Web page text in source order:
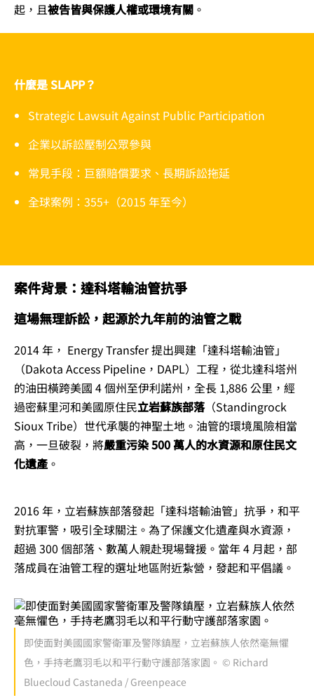
起，且被告皆與保護人權或環境有關 。
什麼是 SLAPP？
Strategic Lawsuit Against Public Participation
企業以訴訟壓制公眾參與
常見手段：巨額賠償要求、長期訴訟拖延
全球案例：355+（2015 年至今）
案件背景：達科塔輸油管抗爭
這場無理訴訟，起源於九年前的油管之戰
2014 年， Energy Transfer 提出興建「達科塔輸油管」
（Dakota Access Pipeline，DAPL）工程，從北達科塔州
的油田橫跨美國 4 個州至伊利諾州，全長 1,886 公里，經
過密蘇里河和美國原住民立岩蘇族部落（Standingrock
Sioux Tribe）世代承襲的神聖土地。油管的環境風險相當
高，一旦破裂，將嚴重污染 500 萬人的水資源和原住民文
化遺產。
2016 年，立岩蘇族部落發起「達科塔輸油管」抗爭，和平
對抗軍警，吸引全球關注。為了保護文化遺產與水資源，
超過 300 個部落、數萬人親赴現場聲援。當年 4 月起，部
落成員在油管工程的選址地區附近紮營，發起和平倡議。
即使面對美國國家警衛軍及警隊鎮壓，立岩蘇族人依然毫無懼
色，手持老鷹羽毛以和平行動守護部落家園。 © Richard
Bluecloud Castaneda / Greenpeace